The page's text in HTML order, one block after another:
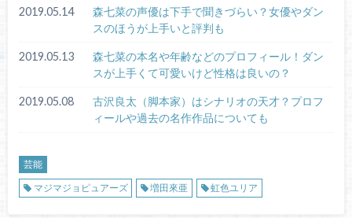
2019.05.14
森七菜の声優は下手で聞きづらい？女優やダン
スのほうが上手いと評判も
2019.05.13
森七菜の本名や年齢などのプロフィール！ダン
スが上手くて可愛いけど性格は良いの？
2019.05.08
古沢良太（脚本家）はシナリオの天才？プロフ
ィールや過去の名作作品についても
芸能
マジマジョピュアーズ
増田來亜 虹色ユリア